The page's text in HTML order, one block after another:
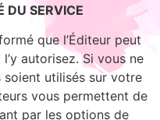
DU SERVICE
que l’Éditeur peut
autorisez. Si vous ne
soient utilisés sur votre
vous permettent de
par les options de